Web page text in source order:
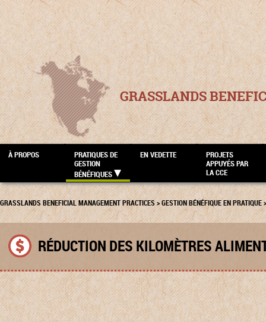
GRASSLANDS
À PROPOS
PRATIQUES DE
GESTION
BÉNÉFIQUES
EN VEDETTE
PROJETS
APPUYÉS PAR
LA CCE
GRASSLANDS BENEFICIAL MANAGEMENT PRACTICES>GESTION BÉNÉFIQUE EN PRATIQUE
RÉDUCTION DES KILOMÈTRES